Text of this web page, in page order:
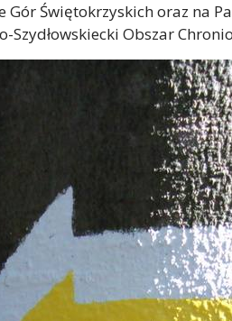
Świętokrzyskich oraz na
Obszar